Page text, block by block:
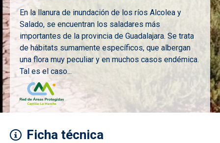
En la llanura de inundación de los ríos Alcolea y
Salado, se encuentran los saladares más
importantes de la provincia de Guadalajara. Se trata
de hábitats sumamente específicos, que albergan
una flora muy peculiar y en muchos casos endémica.
Tal es el caso...
Imagen
Ficha técnica